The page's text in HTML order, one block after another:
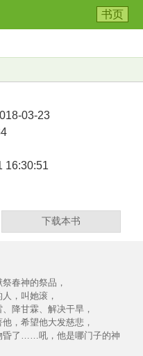
书页
03-23
16:30:51
下载本书
春神的祭品，
，叫她滚，
降甘霖、解决干旱，
，希望他大发慈悲，
昏了……吼，他是哪门子的神